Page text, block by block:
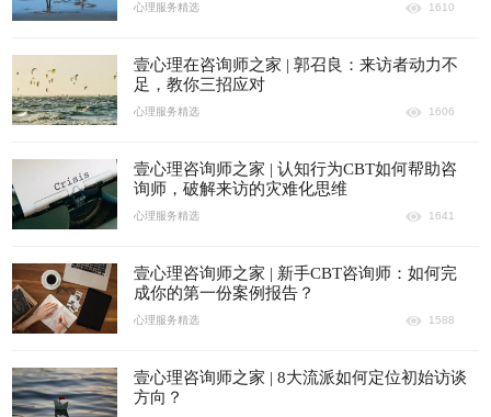
心理服务精选 1610
壹心理在咨询师之家 | 郭召良：来访者动力不
足，教你三招应对
心理服务精选 1606
壹心理咨询师之家 | 认知行为CBT如何帮助咨
询师，破解来访的灾难化思维
心理服务精选 1641
壹心理咨询师之家 | 新手CBT咨询师：如何完
成你的第一份案例报告？
心理服务精选 1588
壹心理咨询师之家 | 8大流派如何定位初始访谈
方向？